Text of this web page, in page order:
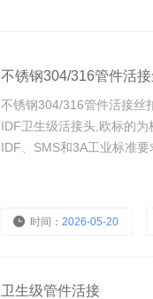
不锈钢304/316管件活
不锈钢304/316管件活接丝
IDF卫生级活接头,欧标的为
IDF、SMS和3A工业标准
时间： 2026-05-20
卫生级管件活接